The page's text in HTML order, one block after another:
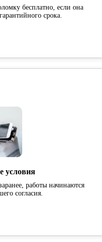
бесплатно, если она
срока.
условия
работы начинаются
согласия.